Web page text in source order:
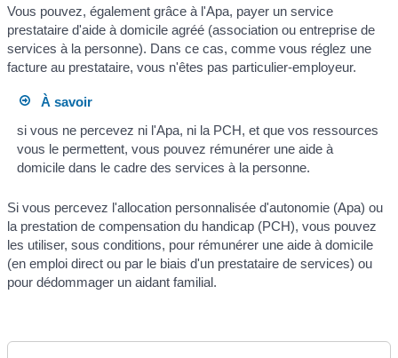
Vous pouvez, également grâce à l'Apa, payer un service
prestataire d'aide à domicile agréé (association ou entreprise de
services à la personne). Dans ce cas, comme vous réglez une
facture au prestataire, vous n'êtes pas particulier-employeur.
À savoir
si vous ne percevez ni l'Apa, ni la PCH, et que vos ressources
vous le permettent, vous pouvez rémunérer une aide à
domicile dans le cadre des services à la personne.
Si vous percevez l'allocation personnalisée d'autonomie (Apa) ou
la prestation de compensation du handicap (PCH), vous pouvez
les utiliser, sous conditions, pour rémunérer une aide à domicile
(en emploi direct ou par le biais d'un prestataire de services) ou
pour dédommager un aidant familial.